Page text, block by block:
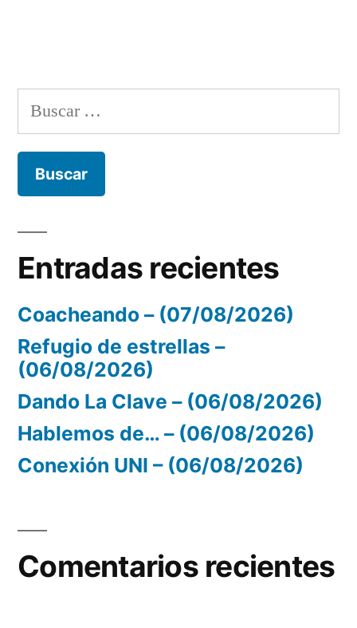
Buscar:
Entradas recientes
Coacheando – (07/08/2026)
Refugio de estrellas –
(06/08/2026)
Dando La Clave – (06/08/2026)
Hablemos de… – (06/08/2026)
Conexión UNI – (06/08/2026)
Comentarios recientes